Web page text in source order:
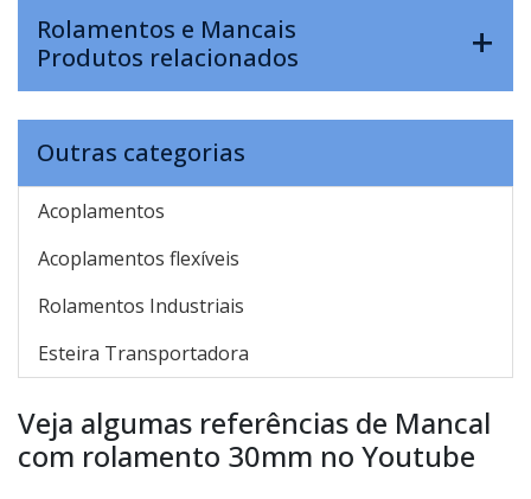
Rolamentos e Mancais
Produtos relacionados
Outras categorias
Acoplamentos
Acoplamentos flexíveis
Rolamentos Industriais
Esteira Transportadora
Veja algumas referências de Mancal
com rolamento 30mm no Youtube